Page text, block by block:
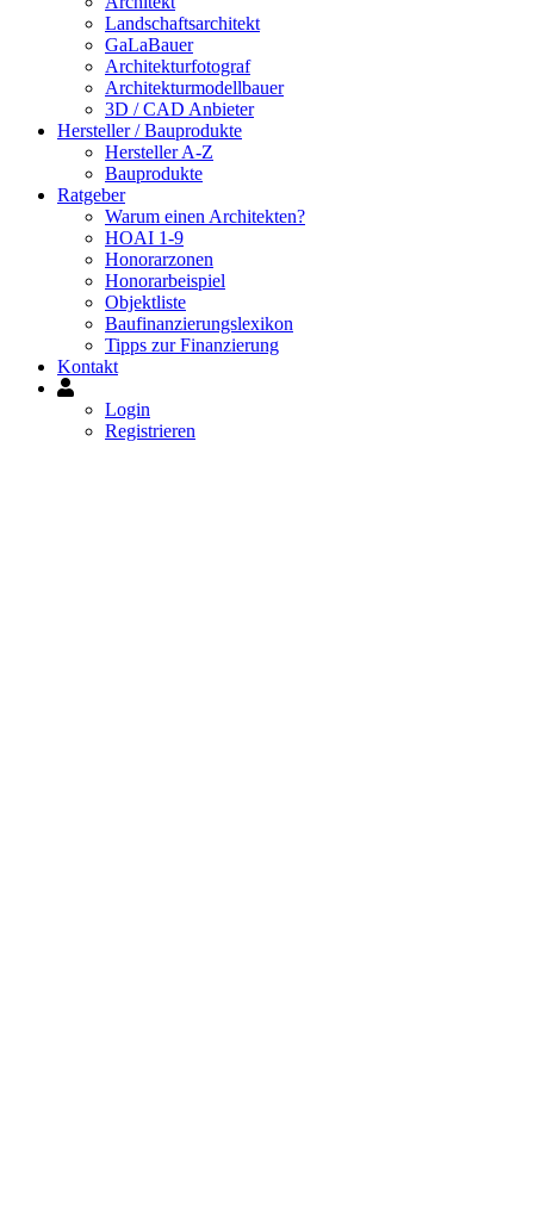
Landschaftsarchitekt
GaLaBauer
Architekturfotograf
Architekturmodellbauer
3D / CAD Anbieter
Hersteller / Bauprodukte
Hersteller A-Z
Bauprodukte
Ratgeber
Warum einen Architekten?
HOAI 1-9
Honorarzonen
Honorarbeispiel
Objektliste
Baufinanzierungslexikon
Tipps zur Finanzierung
Kontakt
Mein
KontoLogin
Registrieren